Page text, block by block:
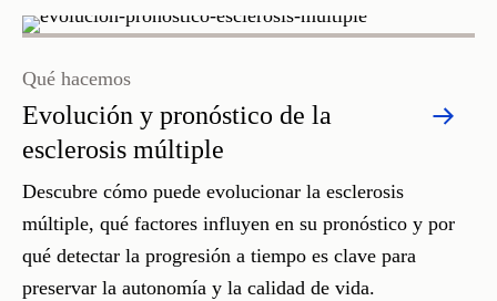
Evolución y pronóstico de la
esclerosis múltiple
Qué hacemos
Descubre cómo puede evolucionar la esclerosis
múltiple, qué factores influyen en su pronóstico y por
qué detectar la progresión a tiempo es clave para
preservar la autonomía y la calidad de vida.